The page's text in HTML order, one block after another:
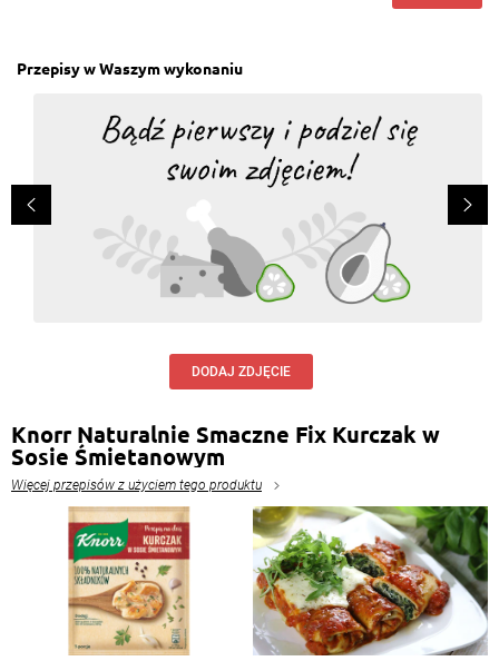
Przepisy w Waszym wykonaniu
DODAJ ZDJĘCIE
Knorr Naturalnie Smaczne Fix Kurczak w
Sosie Śmietanowym
Więcej przepisów z użyciem tego produktu